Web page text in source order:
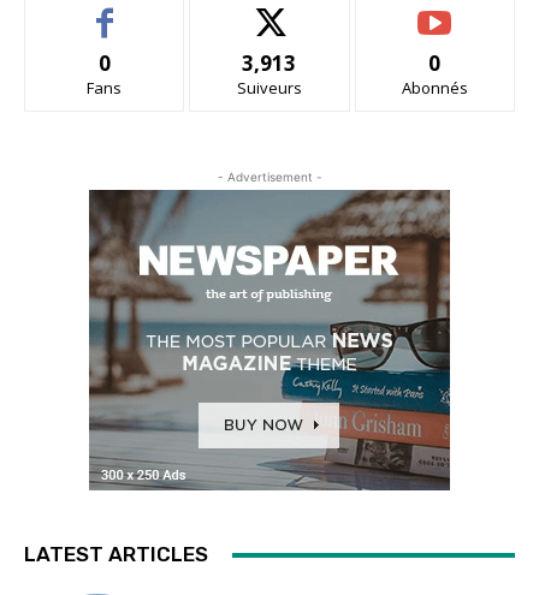
0
Fans
3,913
Suiveurs
0
Abonnés
- Advertisement -
LATEST ARTICLES